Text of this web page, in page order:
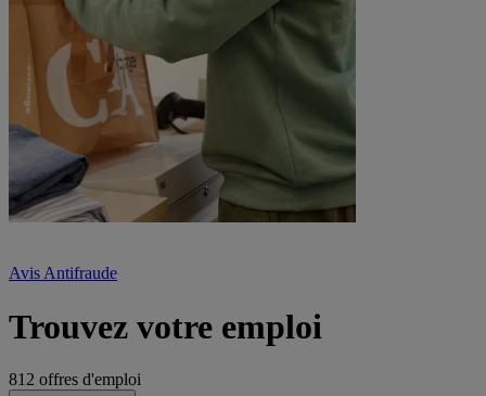
Avis Antifraude
Trouvez votre emploi
812 offres d'emploi